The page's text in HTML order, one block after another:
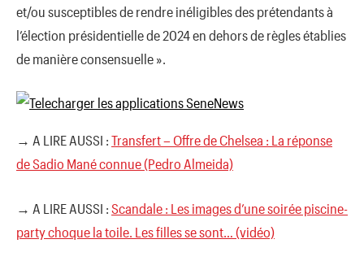
et/ou susceptibles de rendre inéligibles des prétendants à
l’élection présidentielle de 2024 en dehors de règles établies
de manière consensuelle ».
→ A LIRE AUSSI : Transfert – Offre de Chelsea : La réponse
de Sadio Mané connue (Pedro Almeida)
→ A LIRE AUSSI : Scandale : Les images d’une soirée piscine-
party choque la toile. Les filles se sont… (vidéo)